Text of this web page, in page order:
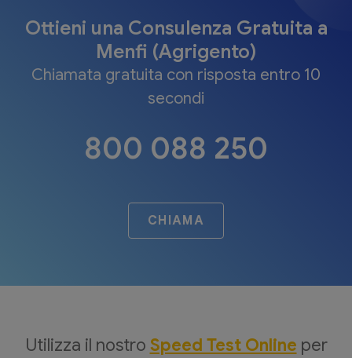
Ottieni una Consulenza Gratuita a
Menfi (Agrigento)
Chiamata gratuita con risposta entro 10
secondi
800 088 250
CHIAMA
Utilizza il nostro Speed Test Online per